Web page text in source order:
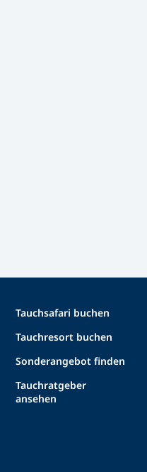
Tauchsafari buchen
Tauchresort buchen
Sonderangebot finden
Tauchratgeber
ansehen